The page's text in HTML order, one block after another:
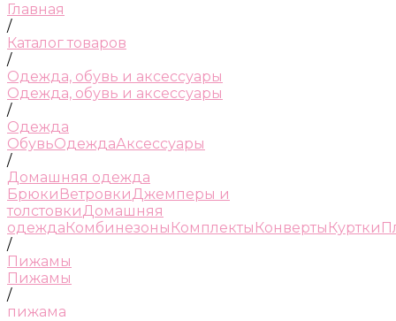
Главная
/
Каталог товаров
/
Одежда, обувь и аксессуары
Одежда, обувь и аксессуары
/
Одежда
ОбувьОдеждаАксессуары
/
Домашняя одежда
Брюки ВетровкиДжемперы и
толстовкиДомашняя
одеждаКомбинезоны Комплекты Конверты Куртки
/
Пижамы
Пижамы
/
пижама